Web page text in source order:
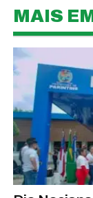
MAIS